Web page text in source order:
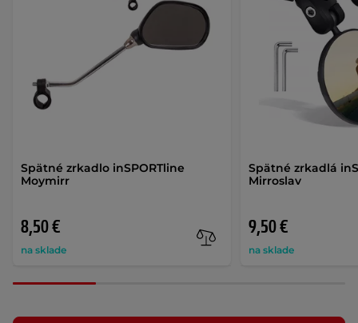
Spätné zrkadlo inSPORTline
Moymirr
8,50 €
na sklade
Spätné zrkadlá
Mirroslav
9,50 €
na sklade